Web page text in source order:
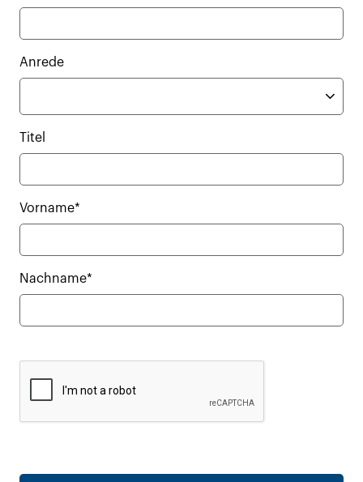
Anrede
Titel
Vorname*
Nachname*